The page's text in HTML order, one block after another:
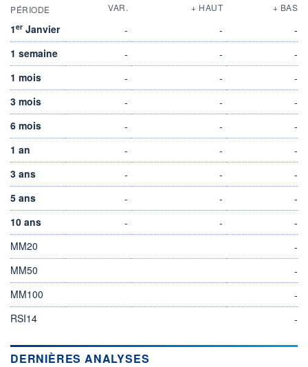
PÉRIODE VAR. + HAUT + BAS
1er Janvier - -
-
1 semaine
- -
-
1 mois
- -
-
3 mois
- -
-
6 mois
- -
-
1 an
- -
-
3 ans
- -
-
5 ans
- -
-
10 ans
- -
-
MM20
-
MM50
-
MM100
-
RSI14
-
DERNIÈRES ANALYSES